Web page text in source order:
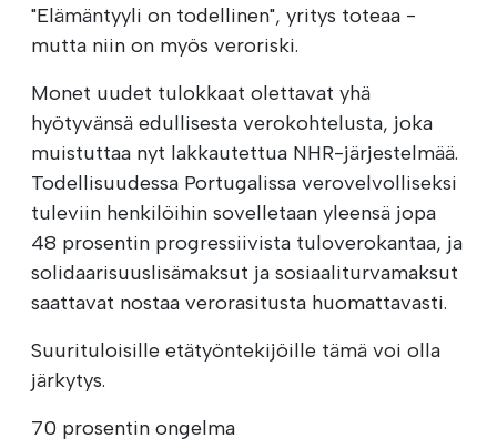
"Elämäntyyli on todellinen", yritys toteaa -
mutta niin on myös veroriski.
Monet uudet tulokkaat olettavat yhä
hyötyvänsä edullisesta verokohtelusta, joka
muistuttaa nyt lakkautettua NHR-järjestelmää.
Todellisuudessa Portugalissa verovelvolliseksi
tuleviin henkilöihin sovelletaan yleensä jopa
48 prosentin progressiivista tuloverokantaa, ja
solidaarisuuslisämaksut ja sosiaaliturvamaksut
saattavat nostaa verorasitusta huomattavasti.
Suurituloisille etätyöntekijöille tämä voi olla
järkytys.
70 prosentin ongelma